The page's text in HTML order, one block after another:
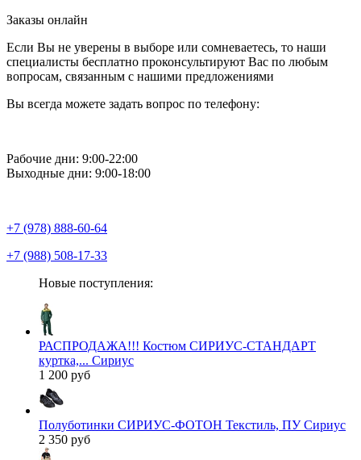
Заказы онлайн
Если Вы не уверены в выборе или сомневаетесь, то наши
специалисты бесплатно проконсультируют Вас по любым
вопросам, связанным с нашими предложениями
Вы всегда можете задать вопрос по телефону:
Рабочие дни: 9:00-22:00
Выходные дни: 9:00-18:00
+7 (978) 888-60-64
+7 (988) 508-17-33
Новые поступления:
РАСПРОДАЖА!!! Костюм СИРИУС-СТАНДАРТ
куртка,... Сириус
1 200 руб
Полуботинки СИРИУС-ФОТОН Текстиль, ПУ Сириус
2 350 руб